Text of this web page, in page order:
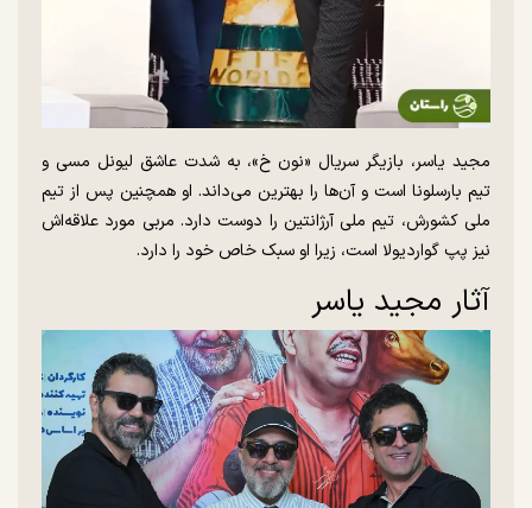
مجید یاسر، بازیگر سریال «نون خ»، به شدت عاشق لیونل مسی و
تیم بارسلونا است و آن‌ها را بهترین می‌داند. او همچنین پس از تیم
ملی کشورش، تیم ملی آرژانتین را دوست دارد. مربی مورد علاقه‌اش
نیز پپ گواردیولا است، زیرا او سبک خاص خود را دارد.
آثار مجید یاسر